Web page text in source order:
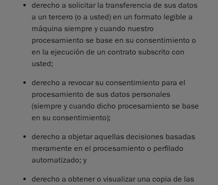
derecho a solicitar la transferencia de sus datos
a un tercero (o a usted) en un formato legible a
máquina siempre y cuando nuestro
procesamiento se base en su consentimiento o
en la ejecución de un contrato subscrito con
usted;
derecho a revocar su consentimiento para el
procesamiento de sus datos personales
(siempre y cuando dicho procesamiento se base
en su consentimiento);
derecho a objetar aquellas decisiones basadas
meramente en el procesamiento o perfilado
automatizado; y
derecho a obtener o visualizar una copia de las